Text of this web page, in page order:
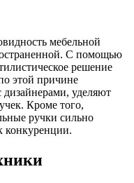
мебельной
С помощью
решение
этой причине
уделяют
Кроме того,
ручки сильно
конкуренции.